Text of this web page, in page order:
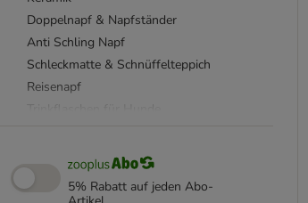
Doppelnapf & Napfständer
Anti Schling Napf
Schleckmatte & Schnüffelteppich
Reisenapf
Trinkbrunnen
Futtertonne & Futterbehälter
5% Rabatt auf jeden Abo-